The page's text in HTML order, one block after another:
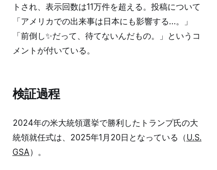
トされ、表示回数は11万件を超える。投稿について
「アメリカでの出来事は日本にも影響する…。」
「前倒し✨だって、待てないんだもの。」というコ
メントが付いている。
検証過程
2024年の米大統領選挙で勝利したトランプ氏の大
統領就任式は、2025年1月20日となっている（U.S.
GSA）。